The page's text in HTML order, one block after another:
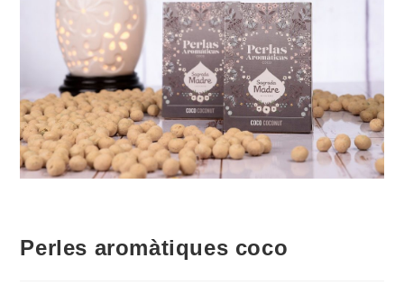
Perles aromàtiques coco